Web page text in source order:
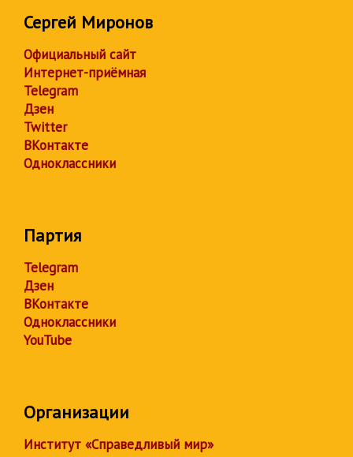
Сергей Миронов
Официальный сайт
Интернет-приёмная
Telegram
Дзен
Twitter
ВКонтакте
Одноклассники
Партия
Telegram
Дзен
ВКонтакте
Одноклассники
YouTube
Организации
Институт «Справедливый мир»